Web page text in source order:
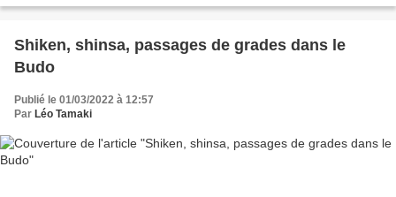
Shiken, shinsa, passages de grades dans le
Budo
Publié le 01/03/2022 à 12:57
Par Léo Tamaki